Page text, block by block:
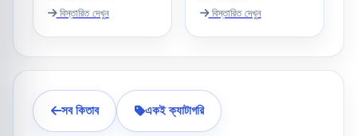
বিস্তারিত দেখুন বিস্তারিত দেখুন
সব কিতাব একই ক্যাটাগরি